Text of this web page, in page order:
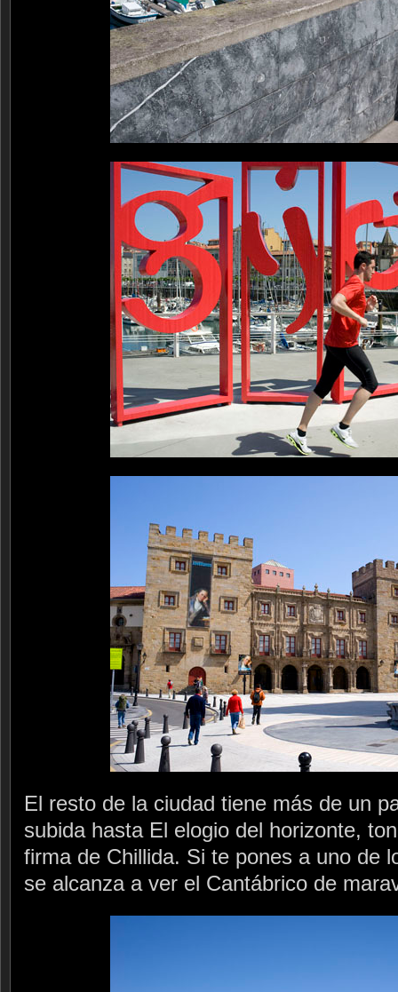
El resto de la ciudad tiene más de un
subida hasta El elogio del horizonte,
firma de Chillida. Si te pones a uno de
se alcanza a ver el Cantábrico de